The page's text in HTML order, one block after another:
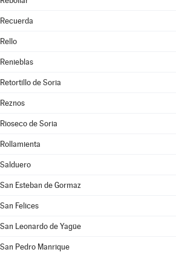
Recuerda
Rello
Renieblas
Retortillo de Soria
Reznos
Rioseco de Soria
Rollamienta
Salduero
San Esteban de Gormaz
San Felices
San Leonardo de Yagüe
San Pedro Manrique